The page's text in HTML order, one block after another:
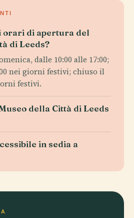
orari di apertura del
di Leeds?
dalle 10:00 alle 17:00;
nei giorni festivi; chiuso il
festivi.
della Città di Leeds
in sedia a